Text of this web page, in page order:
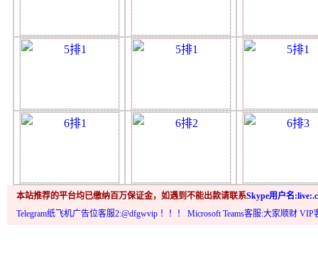
本站推荐的平台均已缴纳百万保证金，如遇到不能出款请联系Skype用户名
Telegram纸飞机广告位客服2:@dfgwvip ！！！ Microsoft Teams客服:大家顺财 VIP